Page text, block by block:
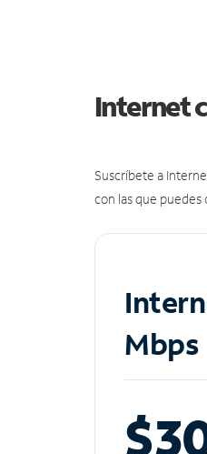
Internet
Suscríbete a
con las que puedes
Mbps